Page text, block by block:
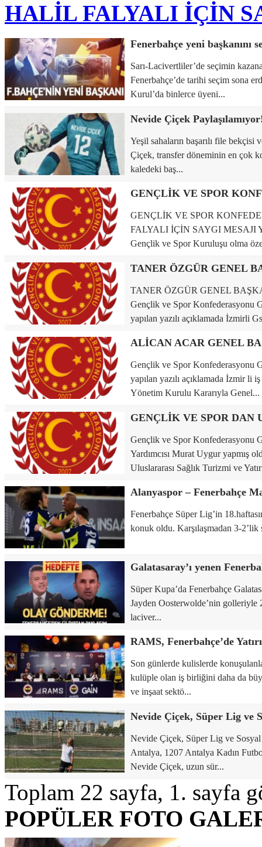
HALİL FALYALI İÇİN
Fenerbahçe yeni başkanını
Sarı-Lacivertliler’de seçimin
Fenerbahçe’de tarihi seçim sona
Kurul’da binlerce üyeni...
Nevide Çiçek
Yeşil sahaların başarılı file
Çiçek, transfer döneminin en çok
kaledeki baş...
GENÇLİK VE SPOR
FALYALI İÇİN SAYGI MESAJI
Gençlik ve Spor Kuruluşu olma
TANER ÖZGÜR GENEL
Gençlik ve Spor Konfederasyonu
yapılan yazılı açıklamada İzmirli
Gençlik ve Spor Konfederasyonu
yapılan yazılı açıklamada İzmir li
Yönetim Kurulu Kararıyla Genel...
Gençlik ve Spor Konfederasyonu
Yardımcısı Murat Uygur yapmış
Uluslararası Sağlık Turizmi ve
Fenerbahçe Süper Lig’in
konuk oldu. Karşılaşmadan 3-
Süper Kupa’da Fenerbahçe
Jayden Oosterwolde’nin golleriyle
laciver...
RAMS, Fenerbahçe’de
Son günlerde kulislerde
kulüple olan iş birliğini daha da
ve inşaat sektö...
Nevide Çiçek, Süper Lig ve
Antalya, 1207 Antalya Kadın
Nevide Çiçek, uzun sür...
Toplam 22 sayfa, 1. sayfa
POPÜLER FOTO